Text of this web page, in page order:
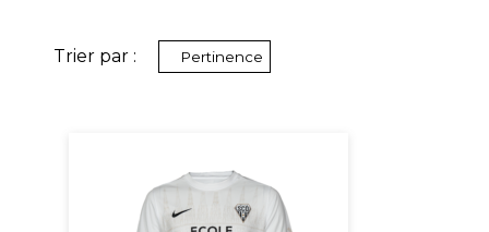
Trier par :